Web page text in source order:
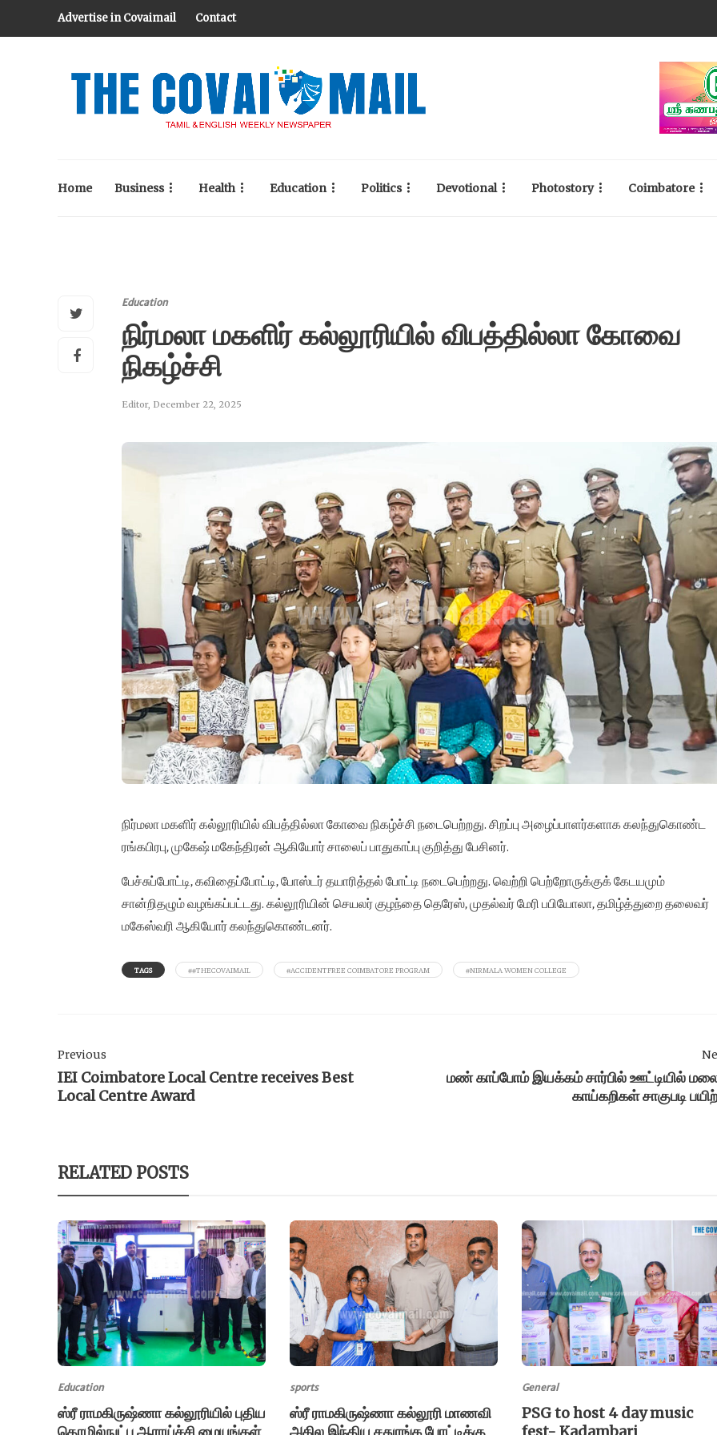
Advertise in Covaimail Contact
Home Business Health Education Politics Devotional Photostory Coimbatore
Education
நிர்மலா மகளிர் கல்லூரியில் விபத்தில்லா கோவை
நிகழ்ச்சி
Editor, December 22, 2025
நிர்மலா மகளிர் கல்லூரியில் விபத்தில்லா கோவை நிகழ்ச்சி நடைபெற்றது. சிறப்பு அழைப்பாளர்களாக கலந்துகொண்ட
ரங்கபிரபு, முகேஷ் மகேந்திரன் ஆகியோர் சாலைப் பாதுகாப்பு குறித்து பேசினர்.
பேச்சுப்போட்டி, கவிதைப்போட்டி, போஸ்டர் தயாரித்தல் போட்டி நடைபெற்றது. வெற்றி பெற்றோருக்குக் கேடயமும்
சான்றிதழும் வழங்கப்பட்டது. கல்லூரியின் செயலர் குழந்தை தெரேஸ், முதல்வர் மேரி பபியோலா, தமிழ்த்துறை தலைவர்
மகேஸ்வரி ஆகியோர் கலந்துகொண்டனர்.
TAGS ##THECOVAIMAIL #ACCIDENTFREE COIMBATORE PROGRAM #NIRMALA WOMEN COLLEGE
Previous
IEI Coimbatore Local Centre receives Best
Local Centre Award
மண் காப்போம் இயக்கம் சார்பில் ஊட்டியில்
காய்கறிகள் சாகுபடி
RELATED POSTS
Education
ஸ்ரீ ராமகிருஷ்ணா கல்லூரியில் புதிய
sports
ஸ்ரீ ராமகிருஷ்ணா கல்லூரி மாணவி
General
PSG to host 4 day music